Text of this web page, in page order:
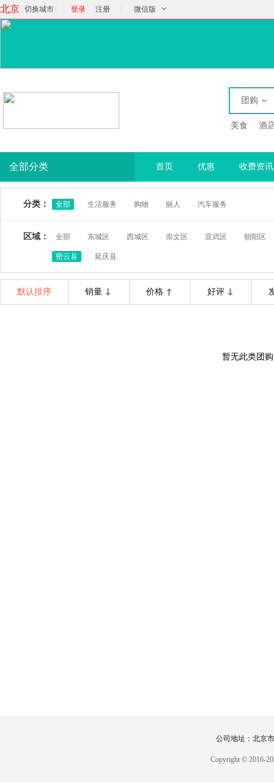
北京 切换城市 登录 注册 微信版
团购
美食 酒
全部分类 首页 优惠 收费资讯
分类： 全部 生活服务 购物 丽人 汽车服务
区域： 全部 东城区 西城区 崇文区 宣武区 朝阳区
密云县 延庆县
默认排序 销量 价格 好评
暂无此类团
公司地址：北京
Copyright © 2016-